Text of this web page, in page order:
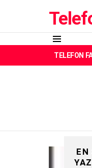
Menü
TELEFON
EN